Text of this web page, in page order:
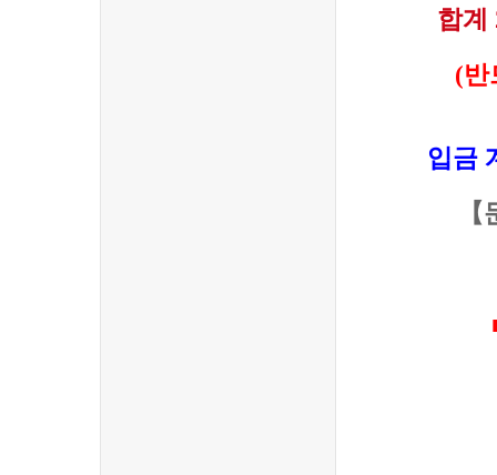
합계
(반
입금
【